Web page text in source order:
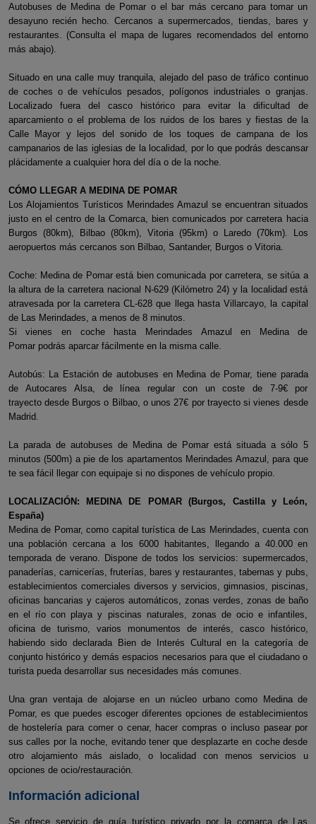
Autobuses de Medina de Pomar o el bar más cercano para tomar un
desayuno recién hecho. Cercanos a supermercados, tiendas, bares y
restaurantes. (Consulta el mapa de lugares recomendados del entorno
más abajo).
Situado en una calle muy tranquila, alejado del paso de tráfico continuo
de coches o de vehículos pesados, polígonos industriales o granjas.
Localizado fuera del casco histórico para evitar la dificultad de
aparcamiento o el problema de los ruidos de los bares y fiestas de la
Calle Mayor y lejos del sonido de los toques de campana de los
campanarios de las iglesias de la localidad, por lo que podrás descansar
plácidamente a cualquier hora del día o de la noche.
CÓMO LLEGAR A MEDINA DE POMAR
Los Alojamientos Turísticos Merindades Amazul se encuentran situados
justo en el centro de la Comarca, bien comunicados por carretera hacia
Burgos (80km), Bilbao (80km), Vitoria (95km) o Laredo (70km). Los
aeropuertos más cercanos son Bilbao, Santander, Burgos o Vitoria.
Coche: Medina de Pomar está bien comunicada por carretera, se sitúa a
la altura de la carretera nacional N-629 (Kilómetro 24) y la localidad está
atravesada por la carretera CL-628 que llega hasta Villarcayo, la capital
de Las Merindades, a menos de 8 minutos.
Si vienes en coche hasta Merindades Amazul en Medina de
Pomar podrás aparcar fácilmente en la misma calle.
Autobús: La Estación de autobuses en Medina de Pomar, tiene parada
de Autocares Alsa, de línea regular con un coste de 7-9€ por
trayecto desde Burgos o Bilbao, o unos 27€ por trayecto si vienes desde
Madrid.
La parada de autobuses de Medina de Pomar está situada a sólo 5
minutos (500m) a pie de los apartamentos Merindades Amazul, para que
te sea fácil llegar con equipaje si no dispones de vehículo propio.
LOCALIZACIÓN: MEDINA DE POMAR (Burgos, Castilla y León,
España)
Medina de Pomar, como capital turística de Las Merindades, cuenta con
una población cercana a los 6000 habitantes, llegando a 40.000 en
temporada de verano. Dispone de todos los servicios: supermercados,
panaderías, carnicerías, fruterías, bares y restaurantes, tabernas y pubs,
establecimientos comerciales diversos y servicios, gimnasios, piscinas,
oficinas bancarias y cajeros automáticos, zonas verdes, zonas de baño
en el río con playa y piscinas naturales, zonas de ocio e infantiles,
oficina de turismo, varios monumentos de interés, casco histórico,
habiendo sido declarada Bien de Interés Cultural en la categoría de
conjunto histórico y demás espacios necesarios para que el ciudadano o
turista pueda desarrollar sus necesidades más comunes.
Una gran ventaja de alojarse en un núcleo urbano como Medina de
Pomar, es que puedes escoger diferentes opciones de establecimientos
de hostelería para comer o cenar, hacer compras o incluso pasear por
sus calles por la noche, evitando tener que desplazarte en coche desde
otro alojamiento más aislado, o localidad con menos servicios u
opciones de ocio/restauración.
Información adicional
Se ofrece servicio de guía turístico privado por la comarca de Las